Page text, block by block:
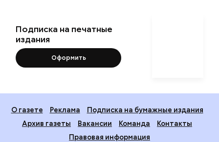
Подписка на печатные
издания
Оформить
О газете Реклама
Подписка на бумажные издания
Архив газеты
Вакансии Команда
Контакты
Правовая информация